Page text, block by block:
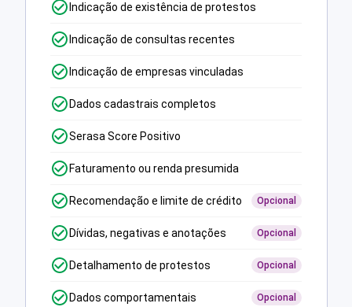
Indicação de existência de protestos
Indicação de consultas recentes
Indicação de empresas vinculadas
Dados cadastrais completos
Serasa Score Positivo
Faturamento ou renda presumida
Recomendação e limite de crédito Opcional
Dívidas, negativas e anotações Opcional
Detalhamento de protestos Opcional
Dados comportamentais Opcional